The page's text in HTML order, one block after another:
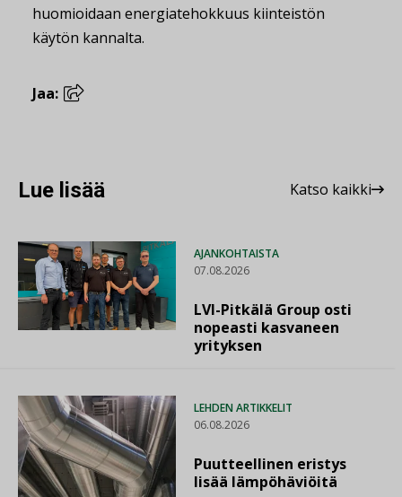
huomioidaan energiatehokkuus kiinteistön
käytön kannalta.
Jaa:
Lue lisää Katso kaikki
AJANKOHTAISTA
07.08.2026
LVI-Pitkälä Group osti
nopeasti kasvaneen
yrityksen
LEHDEN ARTIKKELIT
06.08.2026
Puutteellinen eristys
lisää lämpöhäviöitä